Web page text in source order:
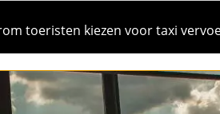
toeristen kiezen voor taxi